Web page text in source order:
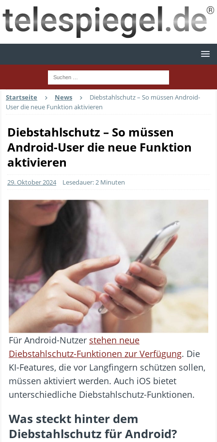
Startseite News
Diebstahlschutz – So müssen Android-
User die neue Funktion aktivieren
Diebstahlschutz – So müssen
Android-User die neue Funktion
aktivieren
29. Oktober 2024 Lesedauer: 2 Minuten
Für Android-Nutzer stehen neue
Diebstahlschutz-Funktionen zur Verfügung. Die
KI-Features, die vor Langfingern schützen sollen,
müssen aktiviert werden. Auch iOS bietet
unterschiedliche Diebstahlschutz-Funktionen.
Was steckt hinter dem
Diebstahlschutz für Android?